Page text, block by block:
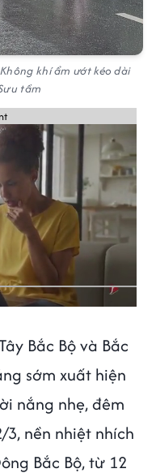
khí ẩm ướt kéo dài
tầm
Bắc Bộ và Bắc
sớm xuất hiện
nắng nhẹ, đêm
nền nhiệt nhích
Bắc Bộ, từ 12